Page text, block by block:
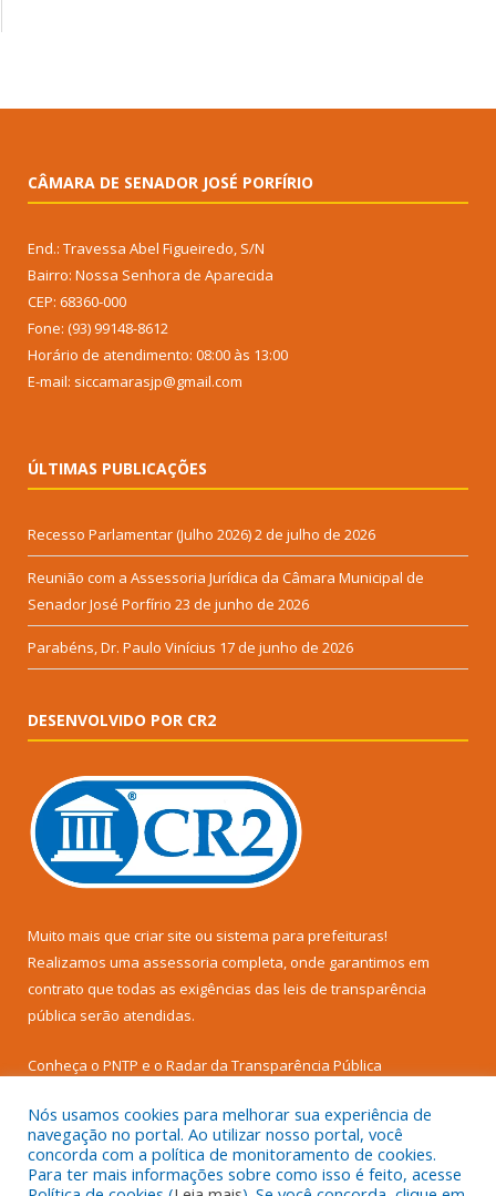
CÂMARA DE SENADOR JOSÉ PORFÍRIO
End.: Travessa Abel Figueiredo, S/N
Bairro: Nossa Senhora de Aparecida
CEP: 68360-000
Fone: (93) 99148-8612
Horário de atendimento: 08:00 às 13:00
E-mail: siccamarasjp@gmail.com
ÚLTIMAS PUBLICAÇÕES
Recesso Parlamentar (Julho 2026)2 de julho de 2026
Reunião com a Assessoria Jurídica da Câmara Municipal de
Senador José Porfírio 23 de junho de 2026
Parabéns, Dr. Paulo Vinícius 17 de junho de 2026
DESENVOLVIDO POR CR2
Muito mais que criar site ou sistema para prefeituras!
Realizamos uma assessoria completa, onde garantimos em
contrato que todas as exigências das leis de transparência
pública serão atendidas.
Conheça o PNTP e o Radar da Transparência Pública
Todos os direitos reservados a Câmara Municipal de Senador
Nós usamos cookies para melhorar sua experiência de
navegação no portal. Ao utilizar nosso portal, você
concorda com a política de monitoramento de cookies.
Para ter mais informações sobre como isso é feito, acesse